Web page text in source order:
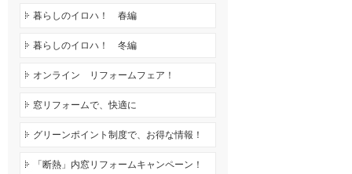
暮らしのイロハ！ 春編
暮らしのイロハ！ 冬編
オンライン リフォームフェア！
窓リフォームで、快適に
グリーンポイント制度で、お得な情報！
「断熱」内窓リフォームキャンペーン！